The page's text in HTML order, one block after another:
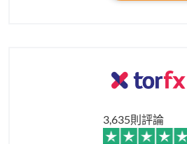
3,635則評論